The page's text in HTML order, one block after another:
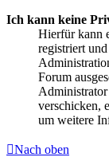
Ich kann keine
Hierfür kann
registriert
Forum
verschicken,
um weitere
Nach oben